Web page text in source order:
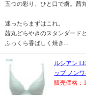
五つの彩り、ひと口で虜。茜
迷ったらまずはこれ。
茜丸どらやきのスタンダード
ふっくら香ばしく焼き...
ルシアン
ップ ノン
販売価格：